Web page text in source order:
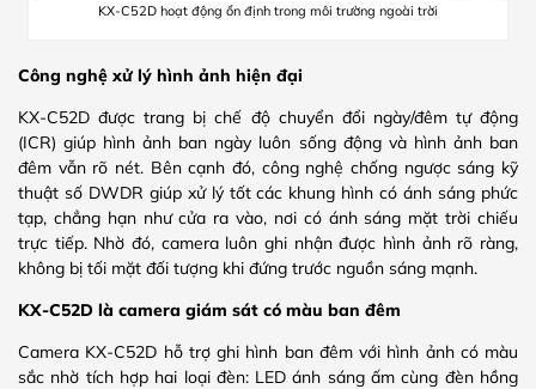
KX-C52D hoạt động ổn định trong môi trường ngoài trời
Công nghệ xử lý hình ảnh hiện đại
KX-C52D được trang bị chế độ chuyển đổi ngày/đêm tự động
(ICR) giúp hình ảnh ban ngày luôn sống động và hình ảnh ban
đêm vẫn rõ nét. Bên cạnh đó, công nghệ chống ngược sáng kỹ
thuật số DWDR giúp xử lý tốt các khung hình có ánh sáng phức
tạp, chẳng hạn như cửa ra vào, nơi có ánh sáng mặt trời chiếu
trực tiếp. Nhờ đó, camera luôn ghi nhận được hình ảnh rõ ràng,
không bị tối mặt đối tượng khi đứng trước nguồn sáng mạnh.
KX-C52D là camera giám sát có màu ban đêm
Camera KX-C52D hỗ trợ ghi hình ban đêm với hình ảnh có màu
sắc nhờ tích hợp hai loại đèn: LED ánh sáng ấm cùng đèn hồng